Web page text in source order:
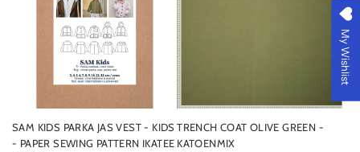
SAM KIDS PARKA JAS VEST - KIDS
- PAPER SEWING PATTERN IKATEE
TRENCH COAT OLIVE GREEN -
KATOENMIX
My Wishlist